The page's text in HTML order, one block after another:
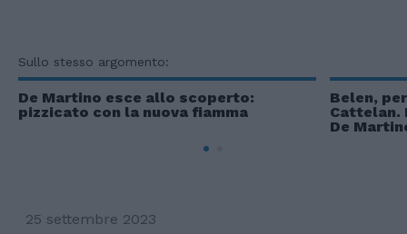
Sullo stesso argomento:
De Martino esce allo scoperto:
pizzicato con la nuova fiamma
Belen,
Cattelan.
De
25 settembre 2023